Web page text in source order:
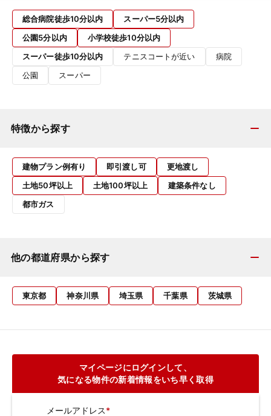
総合病院徒歩10分以内
スーパー5分以内
公園5分以内
小学校徒歩10分以内
スーパー徒歩10分以内
テニスコートが近い
病院
公園
スーパー
特徴から探す
建物プラン例有り 即引渡し可
更地渡し
土地50坪以上
土地100坪以上
建築条件なし
都市ガス
他の都道府県から探す
東京都 神奈川県 埼玉県 千葉県 茨城県
マイページにログインして、
気になる物件の新着情報をいち早く取得
メールアドレス